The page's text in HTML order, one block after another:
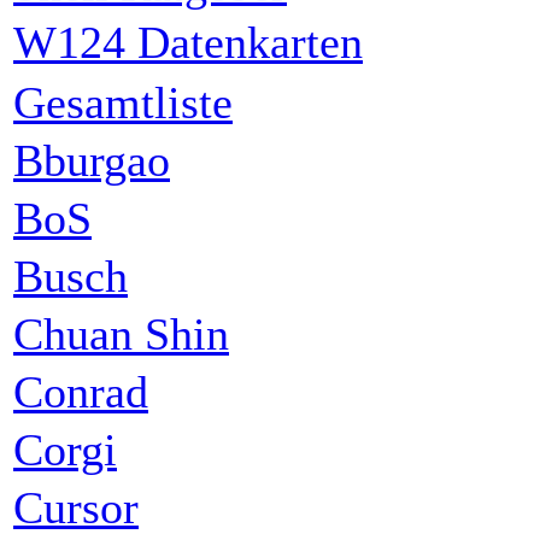
W124 Datenkarten
Gesamtliste
Bburgao
BoS
Busch
Chuan Shin
Conrad
Corgi
Cursor